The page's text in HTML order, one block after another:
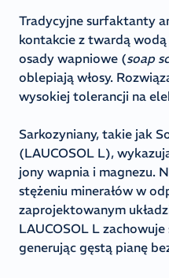
Tradycyjne surfaktanty
kontakcie z twardą
osady wapniowe (soap
oblepiają włosy.
wysokiej tolerancji na
Sarkozyniany, takie jak
(LAUCOSOL L),
jony wapnia i magnezu.
stężeniu minerałów w
zaprojektowanym
LAUCOSOL L
generując gęstą pianę